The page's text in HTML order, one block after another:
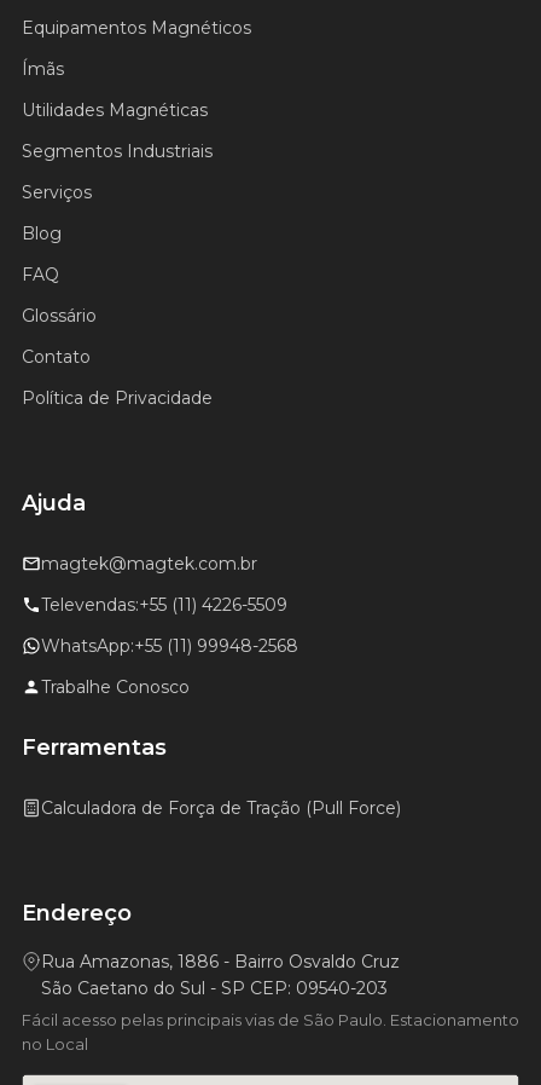
Equipamentos Magnéticos
Ímãs
Utilidades Magnéticas
Segmentos Industriais
Serviços
Blog
FAQ
Glossário
Contato
Política de Privacidade
Ajuda
magtek@magtek.com.br
Televendas:+55 (11) 4226-5509
WhatsApp:+55 (11) 99948-2568
Trabalhe Conosco
Ferramentas
Calculadora de Força de Tração (Pull Force)
Endereço
Rua Amazonas, 1886 - Bairro Osvaldo Cruz
São Caetano do Sul - SP CEP: 09540-203
Fácil acesso pelas principais vias de São Paulo. Estacionamento
no Local